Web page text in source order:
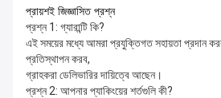
প্রায়শই জিজ্ঞাসিত প্রশ্ন
প্রশ্ন 1: গ্যারান্টি কি?
এই সময়ের মধ্যে আমরা প্রযুক্তিগত সহায়তা প্রদান করব
প্রতিস্থাপন করব,
গ্রাহকরা ডেলিভারির দায়িত্বে আছেন।
প্রশ্ন 2: আপনার প্যাকিংয়ের শর্তগুলি কী?